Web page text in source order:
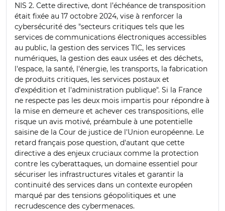
NIS 2. Cette directive, dont l’échéance de transposition
était fixée au 17 octobre 2024, vise à renforcer la
cybersécurité des "secteurs critiques tels que les
services de communications électroniques accessibles
au public, la gestion des services TIC, les services
numériques, la gestion des eaux usées et des déchets,
l'espace, la santé, l'énergie, les transports, la fabrication
de produits critiques, les services postaux et
d'expédition et l'administration publique". Si la France
ne respecte pas les deux mois impartis pour répondre à
la mise en demeure et achever ces transpositions, elle
risque un avis motivé, préambule à une potentielle
saisine de la Cour de justice de l'Union européenne. Le
retard français pose question, d'autant que cette
directive a des enjeux cruciaux comme la protection
contre les cyberattaques, un domaine essentiel pour
sécuriser les infrastructures vitales et garantir la
continuité des services dans un contexte européen
marqué par des tensions géopolitiques et une
recrudescence des cybermenaces.